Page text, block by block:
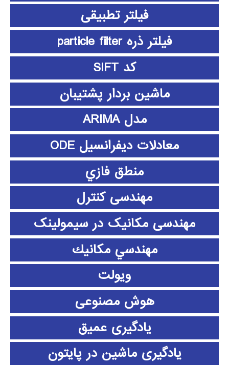
فیلتر تطبیقی
فیلتر ذره particle filter
کد SIFT
ماشین بردار پشتیبان
مدل ARIMA
معادلات دیفرانسیل ODE
منطق فازي
مهندسی کنترل
مهندسی مکانیک در سیمولینک
مهندسي مكانيك
ویولت
هوش مصنوعی
یادگیری عمیق
یادگیری ماشین در پایتون